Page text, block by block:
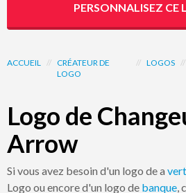
ACCUEIL // CRÉATEUR DE
LOGO
// LOGOS //
Logo de
Arrow
Si vous avez besoin d'un logo de a vert
Logo ou encore d'un logo de banque,
PERSONNALISEZ CE